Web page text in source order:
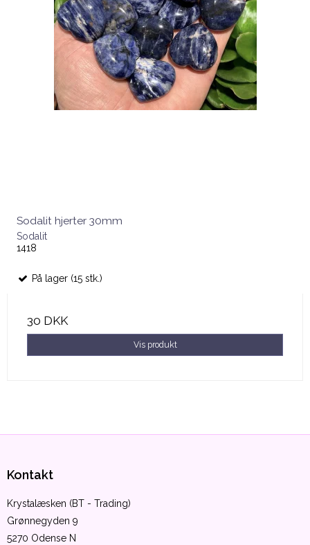
Sodalit hjerter 30mm
Sodalit
1418
På lager (15 stk.)
30 DKK
Vis produkt
Kontakt
Krystalæsken (BT - Trading)
Grønnegyden 9
5270 Odense N